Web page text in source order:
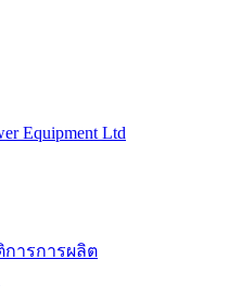
การการผลิต